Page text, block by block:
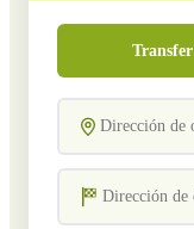
Transfer